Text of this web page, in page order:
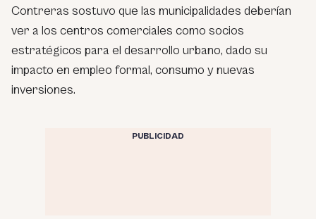
Contreras sostuvo que las municipalidades deberían
ver a los centros comerciales como socios
estratégicos para el desarrollo urbano, dado su
impacto en empleo formal, consumo y nuevas
inversiones.
PUBLICIDAD